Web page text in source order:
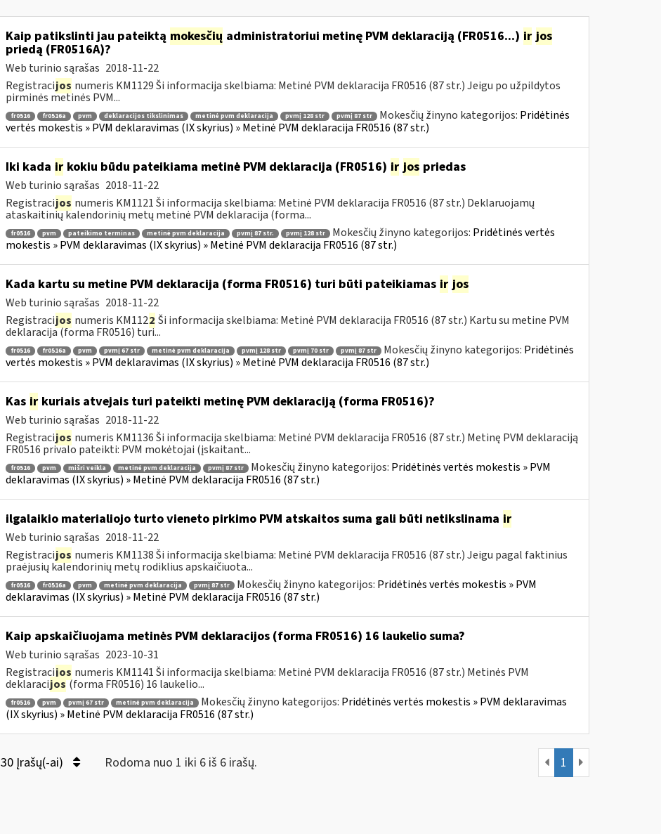
Kaip patikslinti jau pateiktą mokesčių administratoriui metinę PVM deklaraciją (FR0516...) ir jos
priedą (FR0516A)?
Web turinio sąrašas 2018-11-22
Registracijos numeris KM1129 Ši informacija skelbiama: Metinė PVM deklaracija FR0516 (87 str.) Jeigu po užpildytos
pirminės metinės PVM...
fr0516 fr0516a pvm deklaracijos tikslinimas metinė pvm deklaracija pvmį 128 str pvmį 87 str Mokesčių žinyno kategorijos: Pridėtinės
vertės mokestis » PVM deklaravimas (IX skyrius) » Metinė PVM deklaracija FR0516 (87 str.)
Iki kada irkokiu būdu pateikiama metinė PVM deklaracija (FR0516) ir jos priedas
Web turinio sąrašas 2018-11-22
Registracijos numeris KM1121 Ši informacija skelbiama: Metinė PVM deklaracija FR0516 (87 str.) Deklaruojamų
ataskaitinių kalendorinių metų metinė PVM deklaracija (forma...
fr0516 pvm pateikimo terminas metinė pvm deklaracija pvmį 87 str. pvmį 128 str Mokesčių žinyno kategorijos: Pridėtinės vertės
mokestis » PVM deklaravimas (IX skyrius) » Metinė PVM deklaracija FR0516 (87 str.)
Kada kartu su metine PVM deklaracija (forma FR0516) turi būti pateikiamas ir jos
Web turinio sąrašas 2018-11-22
Registracijos numeris KM1122 Ši informacija skelbiama: Metinė PVM deklaracija FR0516 (87 str.) Kartu su metine PVM
deklaracija (forma FR0516) turi...
fr0516 fr0516a pvm pvmį 67 str metinė pvm deklaracija pvmį 128 str pvmį 70 str pvmį 87 str Mokesčių žinyno kategorijos: Pridėtinės
vertės mokestis » PVM deklaravimas (IX skyrius) » Metinė PVM deklaracija FR0516 (87 str.)
Kas irkuriais atvejais turi pateikti metinę PVM deklaraciją (forma FR0516)?
Web turinio sąrašas 2018-11-22
Registracijos numeris KM1136 Ši informacija skelbiama: Metinė PVM deklaracija FR0516 (87 str.) Metinę PVM deklaraciją
FR0516 privalo pateikti: PVM mokėtojai (įskaitant...
fr0516 pvm mišri veikla metinė pvm deklaracija pvmį 87 str Mokesčių žinyno kategorijos: Pridėtinės vertės mokestis » PVM
deklaravimas (IX skyrius) » Metinė PVM deklaracija FR0516 (87 str.)
ilgalaikio materialiojo turto vieneto pirkimo PVM atskaitos suma gali būti netikslinama ir
Web turinio sąrašas 2018-11-22
Registracijos numeris KM1138 Ši informacija skelbiama: Metinė PVM deklaracija FR0516 (87 str.) Jeigu pagal faktinius
praėjusių kalendorinių metų rodiklius apskaičiuota...
fr0516 fr0516a pvm metinė pvm deklaracija pvmį 87 str Mokesčių žinyno kategorijos: Pridėtinės vertės mokestis » PVM
deklaravimas (IX skyrius) » Metinė PVM deklaracija FR0516 (87 str.)
Kaip apskaičiuojama metinės PVM deklaracijos (forma FR0516) 16 laukelio suma?
Web turinio sąrašas 2023-10-31
Registracijos numeris KM1141 Ši informacija skelbiama: Metinė PVM deklaracija FR0516 (87 str.) Metinės PVM
deklaracijos(forma FR0516) 16 laukelio...
fr0516 pvm pvmį 67 str metinė pvm deklaracija Mokesčių žinyno kategorijos: Pridėtinės vertės mokestis » PVM deklaravimas
(IX skyrius) » Metinė PVM deklaracija FR0516 (87 str.)
30 Įrašų(-ai) Rodoma nuo 1 iki 6 iš 6 irašų. 1